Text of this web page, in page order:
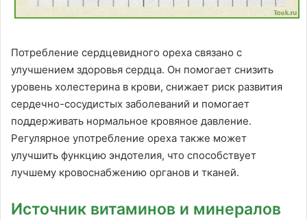
Потребление сердцевидного ореха связано с
улучшением здоровья сердца. Он помогает снизить
уровень холестерина в крови, снижает риск развития
сердечно-сосудистых заболеваний и помогает
поддерживать нормальное кровяное давление.
Регулярное употребление ореха также может
улучшить функцию эндотелия, что способствует
лучшему кровоснабжению органов и тканей.
Источник витаминов и минералов